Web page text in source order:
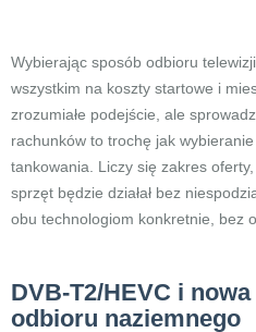
Wybierając sposób odbioru
wszystkim na koszty startowe i
zrozumiałe podejście, ale
rachunków to trochę jak
tankowania. Liczy się zakres
sprzęt będzie działał bez
obu technologiom konkretnie, bez
DVB-T2/HEVC i
odbioru naziemnego